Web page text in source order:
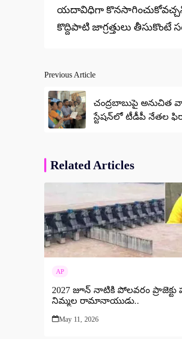
యదావిధిగా కొనసాగించుకోవచ్చని
కొద్దిపాటి జాగ్రత్తులు
Post
navigation
Previous Article
చంద్రబాబుపై అనుచిత
స్టేషన్‌లో టీడీపీ నేతల
Related Articles
AP
2027 జూన్ నాటికి పోలవరం ప్రాజెక్టు
నిమ్మల రామానాయుడు..
May 11, 2026